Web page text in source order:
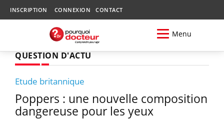
INSCRIPTION CONNEXION CONTACT
Menu
QUESTION D'ACTU
Etude britannique
Poppers : une nouvelle composition
dangereuse pour les yeux